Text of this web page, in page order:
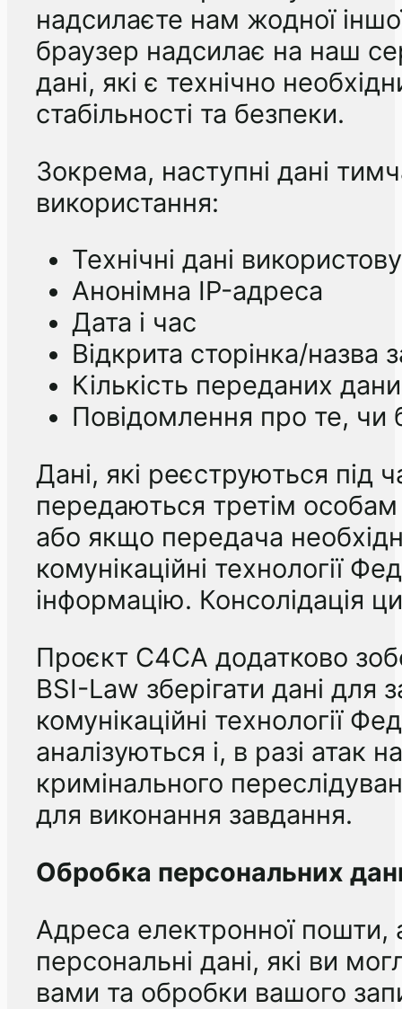
надсилаєте нам жодної
браузер надсилає на наш
дані, які є технічно
стабільності та безпеки.
Зокрема, наступні дані
використання:
Технічні дані
Анонімна IP-адреса
Дата і час
Відкрита сторінка/назва
Кількість переданих
Повідомлення про те, чи
Дані, які реєструються під
передаються третім
або якщо передача
комунікаційні технології
інформацію. Консолідація
Проєкт C4CA додатково
BSI-Law зберігати дані для
комунікаційні технології
аналізуються і, в разі атак
кримінального
для виконання завдання.
Обробка персональних
Адреса електронної пошти,
персональні дані, які ви
вами та обробки вашого